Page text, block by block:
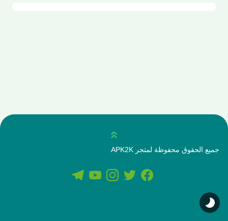
انتقل للاعلى
جميع الحقوق محفوظة لمتجر APK2K